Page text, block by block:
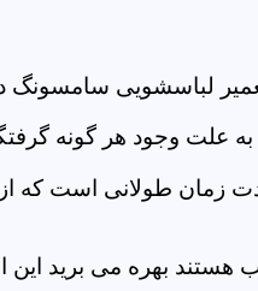
لباسشویی سامسونگ
علت وجود هر گونه
طولانی است که از
هستند بهره می